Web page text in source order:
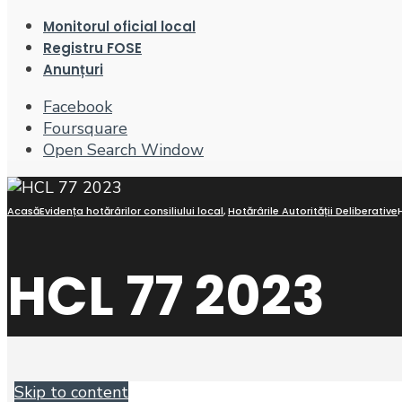
Monitorul oficial local
Registru FOSE
Anunțuri
Facebook
Foursquare
Open Search Window
AcasăEvidența hotărârilor consiliului local,Hotărârile Autorității Deliberative
HCL 77 2023